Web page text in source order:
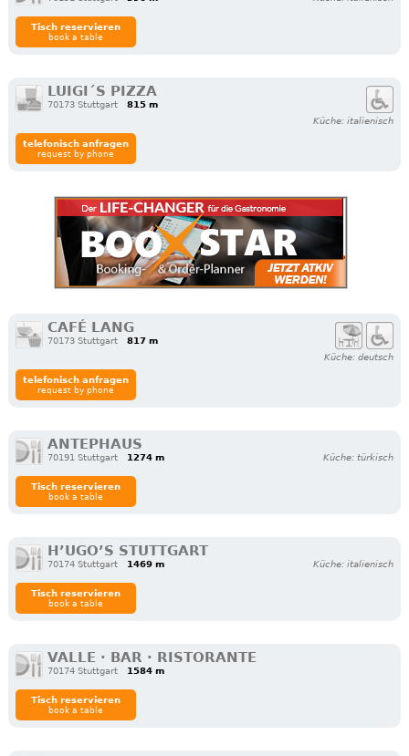
Tisch reservieren
book a table
LUIGI´S PIZZA
70173 Stuttgart
815 m
Küche: italienisch
telefonisch anfragen
request by phone
CAFÉ LANG
70173 Stuttgart
817 m
Küche: deutsch
telefonisch anfragen
request by phone
ANTEPHAUS
70191 Stuttgart 1274 m Küche: türkisch
Tisch reservieren
book a table
H’UGO’S STUTTGART
70174 Stuttgart 1469 m Küche: italienisch
Tisch reservieren
book a table
VALLE · BAR · RISTORANTE
70174 Stuttgart 1584 m
Tisch reservieren
book a table